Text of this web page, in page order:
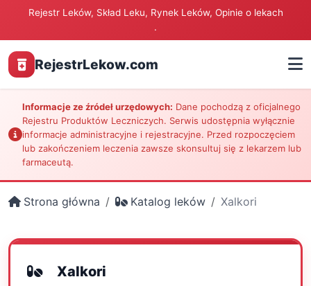
Rejestr Leków, Skład Leku, Rynek Leków, Opinie o lekach
.
RejestrLekow.com
Informacje ze źródeł urzędowych: Dane pochodzą z oficjalnego
Rejestru Produktów Leczniczych. Serwis udostępnia wyłącznie
informacje administracyjne i rejestracyjne. Przed rozpoczęciem
lub zakończeniem leczenia zawsze skonsultuj się z lekarzem lub
farmaceutą.
Strona główna Katalog leków Xalkori
Xalkori